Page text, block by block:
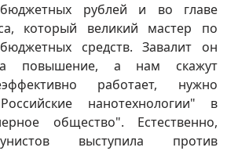
рублей и во главе
который великий мастер по
средств. Завалит он
повышение, а нам скажут
работает, нужно
нанотехнологии" в
общество". Естественно,
выступила против